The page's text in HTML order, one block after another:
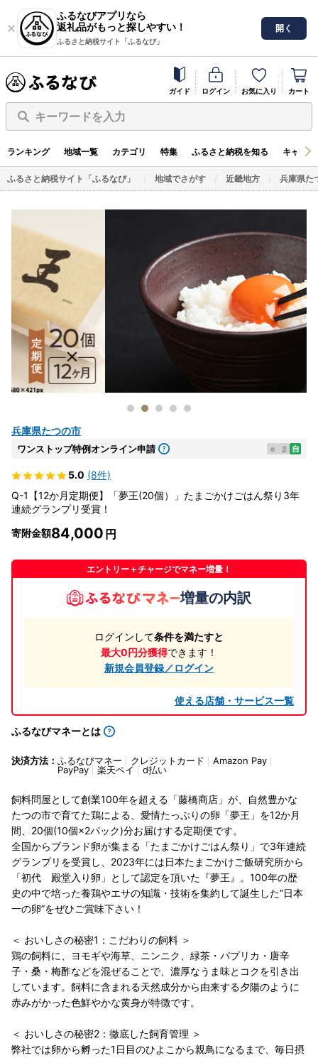
ふるなびアプリなら
返礼品がもっと探しやすい！
ふるさと納税サイト「ふるなび」
開く
ガイド ログイン お気に入り カート
キーワードを入力
ランキング 地域一覧 カテゴリ 特集 ふるさと納税を知る キャン
ふるさと納税サイト「ふるなび」 地域でさがす 近畿地方 兵庫県た
兵庫県たつの市
ワンストップ特例オンライン申請 e ま 自
5.0 (8件)
Q-1【12か月定期便】「夢王(20個）」たまごかけごはん祭り3年
連続グランプリ受賞！
寄附金額84,000
エントリー＋チャージでマネー増量！
増量の内訳
ログインして条件を満たすと
最大0円分獲得できます！
新規会員登録／ログイン
使える店舗・サービス一覧
ふるなびマネーとは
決済方法： ふるなびマネー クレジットカード
Amazon Pay
PayPay
楽天ペイ d払い
飼料問屋として創業100年を超える「藤橋商店」が、自然豊かな
たつの市で育てた鶏による、愛情たっぷりの卵「夢王」を12か月
間、20個(10個×2パック)分お届けする定期便です。
全国からブランド卵が集まる「たまごかけごはん祭り」で3年連続
グランプリを受賞し、2023年には日本たまごかけご飯研究所から
「初代 殿堂入り卵」として認定を頂いた『夢王』。100年の歴
史の中で培った養鶏やエサの知識・技術を集約して誕生した“日本
一の卵”をぜひご賞味下さい！
＜ おいしさの秘密1：こだわりの飼料 ＞
鶏の飼料に、ヨモギや海草、ニンニク、緑茶・パプリカ・唐辛
子・桑・梅酢などを混ぜることで、濃厚なうま味とコクを引き出
しています。飼料に含まれる天然成分から由来する夕陽のように
赤みがかった色鮮やかな黄身が特徴です。
＜ おいしさの秘密2：徹底した飼育管理 ＞
弊社では卵から孵った1日目のひよこから親鳥になるまで、毎日摂